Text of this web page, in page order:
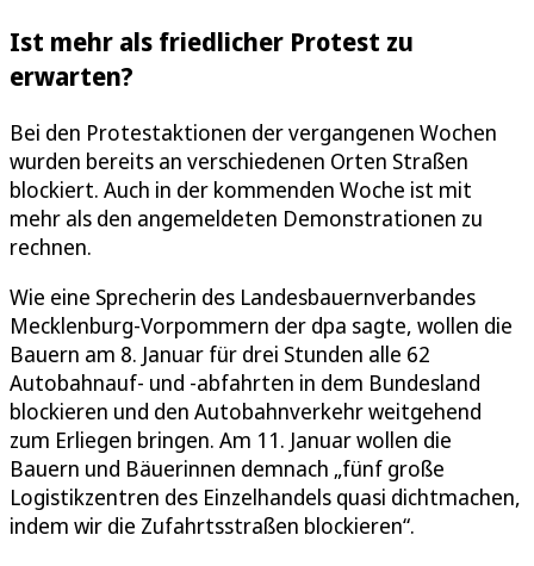
Ist mehr als friedlicher Protest zu
erwarten?
Bei den Protestaktionen der vergangenen Wochen
wurden bereits an verschiedenen Orten Straßen
blockiert. Auch in der kommenden Woche ist mit
mehr als den angemeldeten Demonstrationen zu
rechnen.
Wie eine Sprecherin des Landesbauernverbandes
Mecklenburg-Vorpommern der dpa sagte, wollen die
Bauern am 8. Januar für drei Stunden alle 62
Autobahnauf- und -abfahrten in dem Bundesland
blockieren und den Autobahnverkehr weitgehend
zum Erliegen bringen. Am 11. Januar wollen die
Bauern und Bäuerinnen demnach „fünf große
Logistikzentren des Einzelhandels quasi dichtmachen,
indem wir die Zufahrtsstraßen blockieren“.